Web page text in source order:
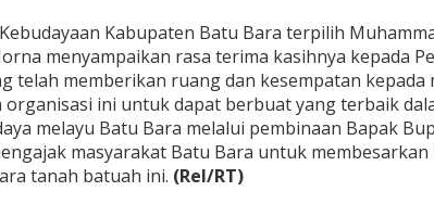
Kabupaten Batu Bara terpilih
menyampaikan rasa terima kasihnya kepada
telah memberikan ruang dan kesempatan kepada
organisasi ini untuk dapat berbuat yang terbaik
melayu Batu Bara melalui pembinaan Bapak
masyarakat Batu Bara untuk membesarkan
tanah batuah ini. (Rel/RT)